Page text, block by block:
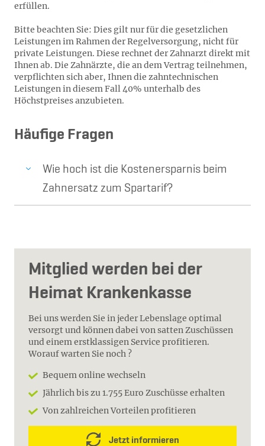
erfüllen.
Bitte beachten Sie: Dies gilt nur für die gesetzlichen
Leistungen im Rahmen der Regelversorgung, nicht für
private Leistungen. Diese rechnet der Zahnarzt direkt mit
Ihnen ab. Die Zahnärzte, die an dem Vertrag teilnehmen,
verpflichten sich aber, Ihnen die zahntechnischen
Leistungen in diesem Fall 40% unterhalb des
Höchstpreises anzubieten.
Häufige Fragen
Wie hoch ist die Kostenersparnis beim
Zahnersatz zum Spartarif?
Mitglied werden bei der
Heimat Krankenkasse
Bei uns werden Sie in jeder Lebenslage optimal
versorgt und können dabei von satten Zuschüssen
und einem erstklassigen Service profitieren.
Worauf warten Sie noch ?
Bequem online wechseln
Jährlich bis zu 1.755 Euro Zuschüsse erhalten
Von zahlreichen Vorteilen profitieren
Jetzt informieren